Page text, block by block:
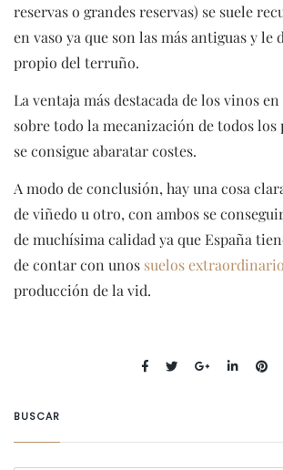
reservas o grandes reservas) se suele
en vaso ya que son las más antiguas y le
propio del terruño.
La ventaja más destacada de los vinos
sobre todo la mecanización de todos los
se consigue abaratar costes.
A modo de conclusión, hay una cosa
de viñedo u otro, con ambos se
de muchísima calidad ya que España
de contar con unos suelos
producción de la vid.
BUSCAR